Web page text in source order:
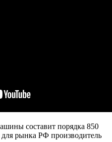
составит порядка 850
рынка РФ производитель